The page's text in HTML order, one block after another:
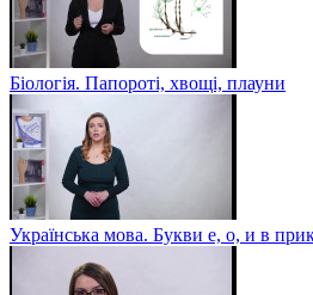
Біологія. Папороті, хвощі, плауни
Українська мова. Букви е, о, и в